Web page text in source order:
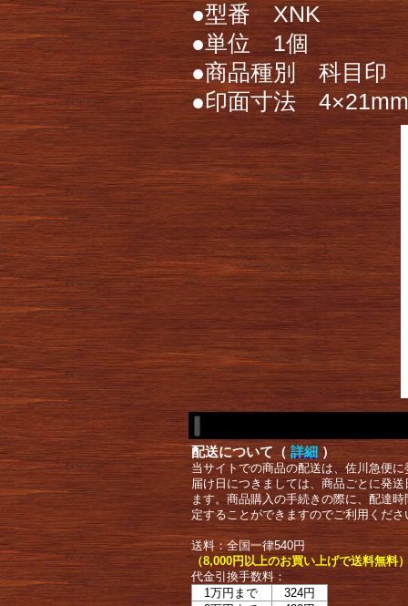
●型番 XNK
●単位 1個
●商品種別 科目印
●印面寸法 4×21mm
配送について（ 詳細 ）
当サイトでの商品の配送は、佐川急便
届け日につきましては、商品ごとに発
ます。商品購入の手続きの際に、配達
定することができますのでご利用くださ
送料：全国一律540円
（8,000円以上のお買い上げで送料無料
代金引換手数料：
1万円まで
324円